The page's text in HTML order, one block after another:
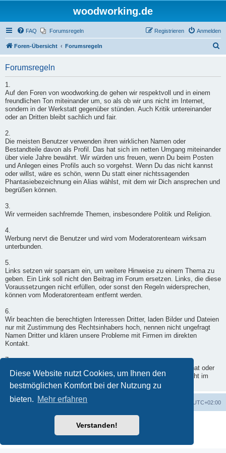
Diese Website nutzt Cookies, um Ihnen den
bestmöglichen Komfort bei der Nutzung zu
bieten. Mehr erfahren
Verstanden!
woodworking.de
FAQ Forumsregeln Anmelden
Registrieren
Foren-Übersicht Forumsregeln
Forumsregeln
1.
Auf den Foren von woodworking.de gehen wir respektvoll und in einem
freundlichen Ton miteinander um, so als ob wir uns nicht im Internet,
sondern in der Werkstatt gegenüber stünden. Auch Kritik untereinander
oder an Dritten bleibt sachlich und fair.
2.
Die meisten Benutzer verwenden ihren wirklichen Namen oder
Bestandteile davon als Profil. Das hat sich im netten Umgang miteinander
über viele Jahre bewährt. Wir würden uns freuen, wenn Du beim Posten
und Anlegen eines Profils auch so vorgehst. Wenn Du das nicht kannst
oder willst, wäre es schön, wenn Du statt einer nichtssagenden
Phantasiebezeichnung ein Alias wählst, mit dem wir Dich ansprechen und
begrüßen können.
3.
Wir vermeiden sachfremde Themen, insbesondere Politik und Religion.
4.
Werbung nervt die Benutzer und wird vom Moderatorenteam wirksam
unterbunden.
5.
Links setzen wir sparsam ein, um weitere Hinweise zu einem Thema zu
geben. Ein Link soll nicht den Beitrag im Forum ersetzen. Links, die diese
Voraussetzungen nicht erfüllen, oder sonst den Regeln widersprechen,
können vom Moderatorenteam entfernt werden.
6.
Wir beachten die berechtigten Interessen Dritter, laden Bilder und Dateien
nur mit Zustimmung des Rechtsinhabers hoch, nennen nicht ungefragt
Namen Dritter und klären unsere Probleme mit Firmen im direkten
Kontakt.
7.
Wenn ein Moderator doch einmal in Deinen Beitrag eingegriffen hat oder
er nicht freigegeben wurde, wende Dich per Kontaktformular - nicht im
Forum - an einen Moderator.
Foren-Übersicht UTC+02:00
Deutsche Übersetzung durch